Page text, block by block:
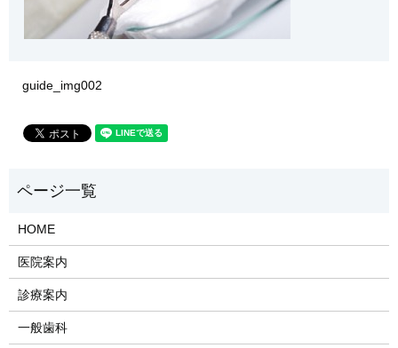
guide_img002
HOME
医院案内
診療案内
一般歯科